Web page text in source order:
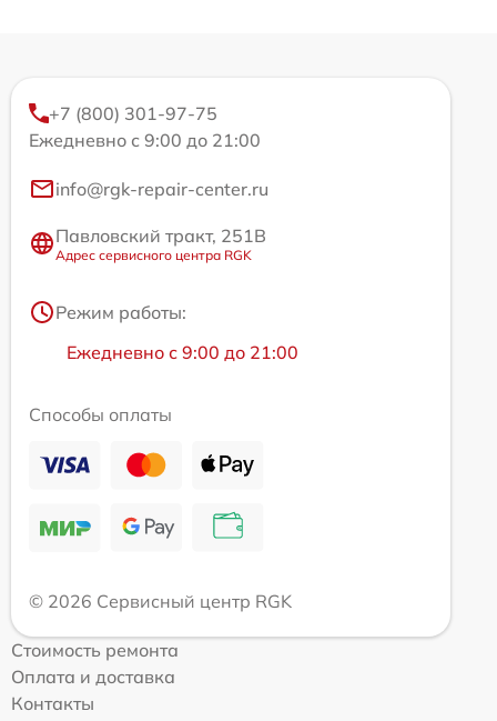
+7 (800) 301-97-75
Ежедневно с 9:00 до 21:00
info@rgk-repair-center.ru
Павловский тракт, 251В
Адрес сервисного центра RGK
Режим работы:
Ежедневно с 9:00 до 21:00
Способы оплаты
© 2026 Сервисный центр RGK
Стоимость ремонта
Оплата и доставка
Контакты